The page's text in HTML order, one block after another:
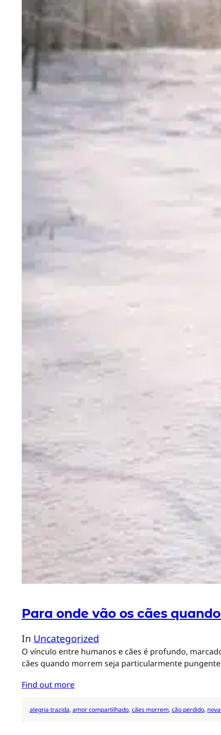
Para onde vão os cães
In Uncategorized
O vínculo entre humanos e cães é profundo,
cães quando morrem seja particularmente
Find out more
alegria trazida, amor compartilhado, cães morrem, cão perdido,